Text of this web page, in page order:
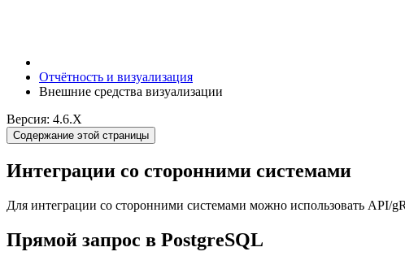
Отчётность и визуализация
Внешние средства визуализации
Версия: 4.6.X
Содержание этой страницы
Интеграции со сторонними системами
Для интеграции со сторонними системами можно использовать API/
Прямой запрос в PostgreSQL